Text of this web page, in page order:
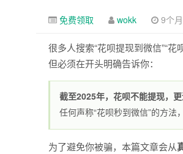
免费领取 wokk 9个
很多人搜索“花呗提现到微信”“花
但必须在开头明确告诉你：
截至2025年，花呗不能提现，
任何声称“花呗秒到微信”的方法
为了避免你被骗，本篇文章会从